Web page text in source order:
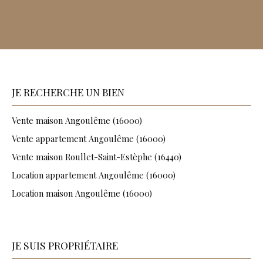
JE RECHERCHE UN BIEN
Vente maison Angoulême (16000)
Vente appartement Angoulême (16000)
Vente maison Roullet-Saint-Estèphe (16440)
Location appartement Angoulême (16000)
Location maison Angoulême (16000)
JE SUIS PROPRIÉTAIRE